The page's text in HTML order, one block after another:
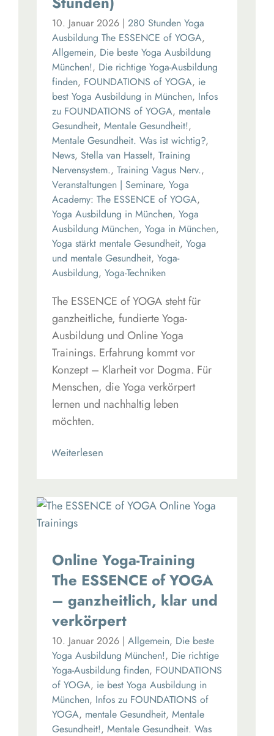
10. Januar 2026 | 280 Stunden Yoga
Ausbildung The ESSENCE of YOGA,
Allgemein, Die beste Yoga Ausbildung
München!, Die richtige Yoga-Ausbildung
finden, FOUNDATIONS of YOGA, ie
best Yoga Ausbildung in München, Infos
zu FOUNDATIONS of YOGA, mentale
Gesundheit, Mentale Gesundheit!,
Mentale Gesundheit. Was ist wichtig?,
News, Stella van Hasselt, Training
Nervensystem., Training Vagus Nerv.,
Veranstaltungen | Seminare, Yoga
Academy: The ESSENCE of YOGA,
Yoga Ausbildung in München, Yoga
Ausbildung München, Yoga in München,
Yoga stärkt mentale Gesundheit, Yoga
und mentale Gesundheit, Yoga-
Ausbildung, Yoga-Techniken
The ESSENCE of YOGA steht für
ganzheitliche, fundierte Yoga-
Ausbildung und Online Yoga
Trainings. Erfahrung kommt vor
Konzept – Klarheit vor Dogma. Für
Menschen, die Yoga verkörpert
lernen und nachhaltig leben
möchten.
Read More
Online Yoga-Training
The ESSENCE of YOGA
– ganzheitlich, klar und
verkörpert
10. Januar 2026 | Allgemein, Die beste
Yoga Ausbildung München!, Die richtige
Yoga-Ausbildung finden, FOUNDATIONS
of YOGA, ie best Yoga Ausbildung in
München, Infos zu FOUNDATIONS of
YOGA, mentale Gesundheit, Mentale
Gesundheit!, Mentale Gesundheit. Was